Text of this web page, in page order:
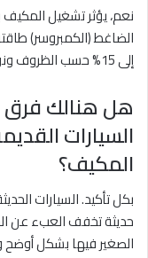
نعم، يؤثر تشغيل
إلى 15% حسب الظروف ونوع السيارة وشدة التبريد المطلوبة.
هل هنالك فرق
السيارات
المكيف؟
بكل تأكيد. السيارات
حديثة تخفف العبء عن
الصغير فيها بشكل